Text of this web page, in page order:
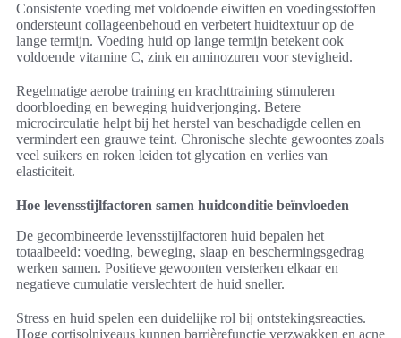
Consistente voeding met voldoende eiwitten en voedingsstoffen
ondersteunt collageenbehoud en verbetert huidtextuur op de
lange termijn. Voeding huid op lange termijn betekent ook
voldoende vitamine C, zink en aminozuren voor stevigheid.
Regelmatige aerobe training en krachttraining stimuleren
doorbloeding en beweging huidverjonging. Betere
microcirculatie helpt bij het herstel van beschadigde cellen en
vermindert een grauwe teint. Chronische slechte gewoontes zoals
veel suikers en roken leiden tot glycation en verlies van
elasticiteit.
Hoe levensstijlfactoren samen huidconditie beïnvloeden
De gecombineerde levensstijlfactoren huid bepalen het
totaalbeeld: voeding, beweging, slaap en beschermingsgedrag
werken samen. Positieve gewoonten versterken elkaar en
negatieve cumulatie verslechtert de huid sneller.
Stress en huid spelen een duidelijke rol bij ontstekingsreacties.
Hoge cortisolniveaus kunnen barrièrefunctie verzwakken en acne